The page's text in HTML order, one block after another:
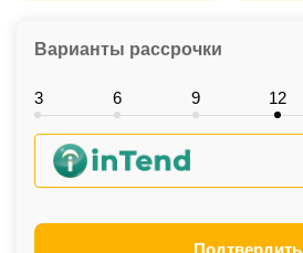
Варианты рассрочки
3 6 9 12